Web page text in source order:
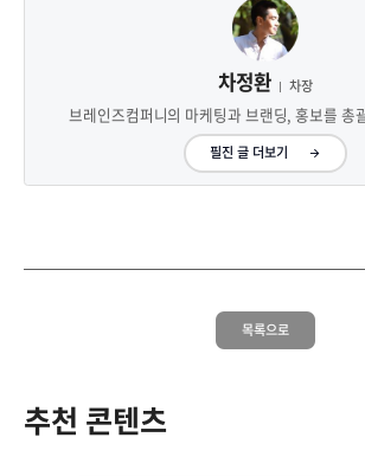
차정환 차장
브레인즈컴퍼니의 마케팅과 브랜딩, 홍보를 총
필진 글 더보기
목록으로
추천 콘텐츠